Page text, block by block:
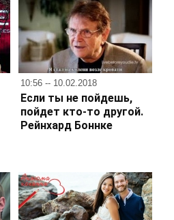
10:56 -- 10.02.2018
Если ты не пойдешь,
пойдет кто-то другой.
Рейнхард Боннке